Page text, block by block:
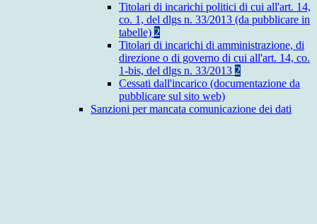
Titolari di incarichi politici di cui all'art. 14,
co. 1, del dlgs n. 33/2013 (da pubblicare in
tabelle) 2
Titolari di incarichi di amministrazione, di
direzione o di governo di cui all'art. 14, co.
1-bis, del dlgs n. 33/2013 2
Cessati dall'incarico (documentazione da
pubblicare sul sito web)
Sanzioni per mancata comunicazione dei dati